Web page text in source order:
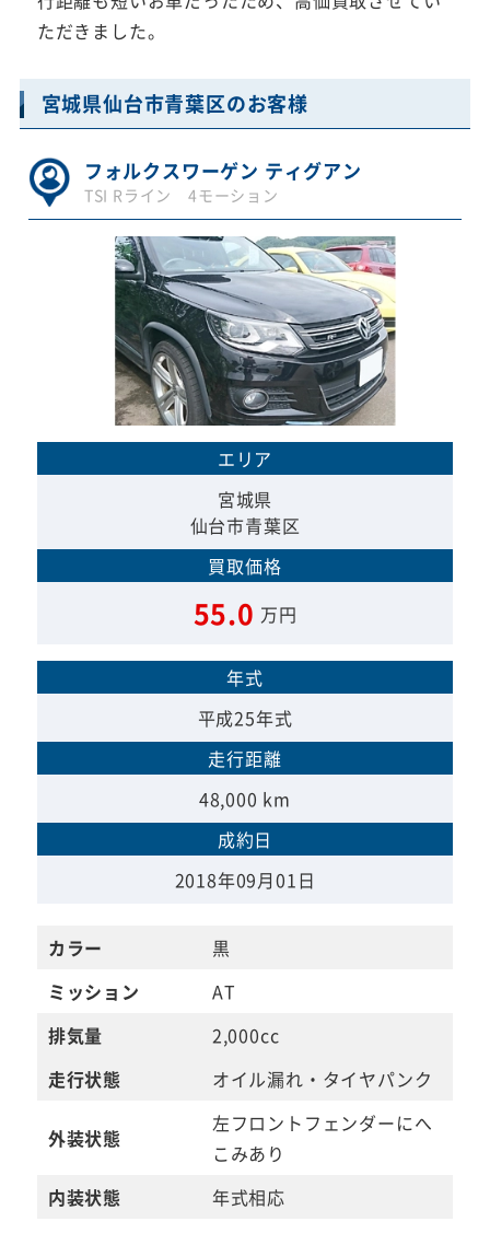
ただきました。
宮城県仙台市青葉区のお客様
フォルクスワーゲン ティグアン
TSI Rライン 4モーション
エリア
宮城県
仙台市青葉区
買取価格
55.0 万円
年式
平成25年式
走行距離
48,000 km
成約日
2018年09月01日
カラー
黒
ミッション
AT
排気量
2,000cc
走行状態
オイル漏れ・タイヤパンク
外装状態
左フロントフェンダーにへ
こみあり
内装状態
年式相応